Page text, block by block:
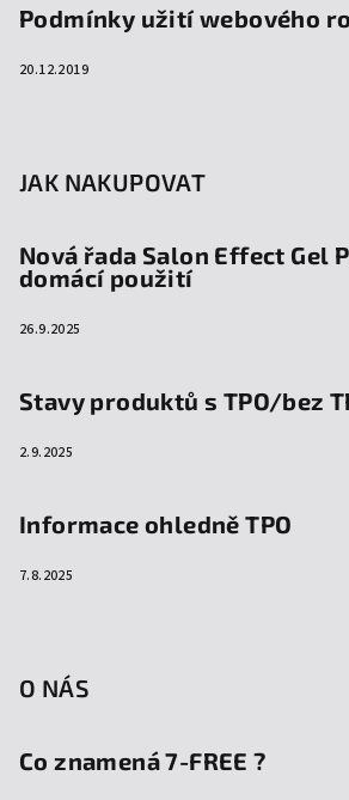
Podmínky užití webového
20.12.2019
JAK NAKUPOVAT
Nová řada Salon Effect Gel
domácí použití
26.9.2025
Stavy produktů s TPO/bez
2.9.2025
Informace ohledně TPO
7.8.2025
O NÁS
Co znamená 7-FREE ?